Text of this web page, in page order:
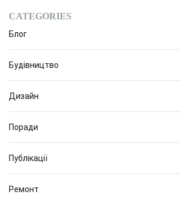
CATEGORIES
Блог
Будівництво
Дизайн
Поради
Публікації
Ремонт